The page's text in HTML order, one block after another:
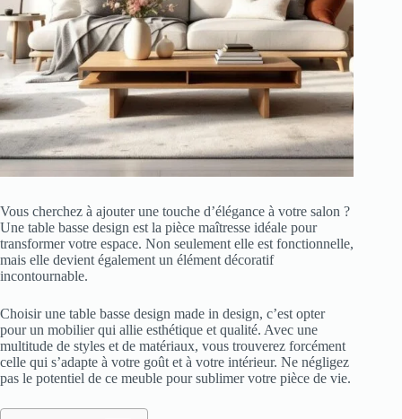
Vous cherchez à ajouter une touche d’élégance à votre salon ?
Une table basse design est la pièce maîtresse idéale pour
transformer votre espace. Non seulement elle est fonctionnelle,
mais elle devient également un élément décoratif
incontournable.
Choisir une table basse design made in design, c’est opter
pour un mobilier qui allie esthétique et qualité. Avec une
multitude de styles et de matériaux, vous trouverez forcément
celle qui s’adapte à votre goût et à votre intérieur. Ne négligez
pas le potentiel de ce meuble pour sublimer votre pièce de vie.